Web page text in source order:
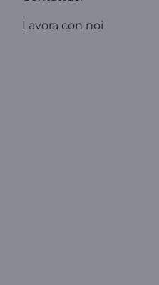
Lavora con noi